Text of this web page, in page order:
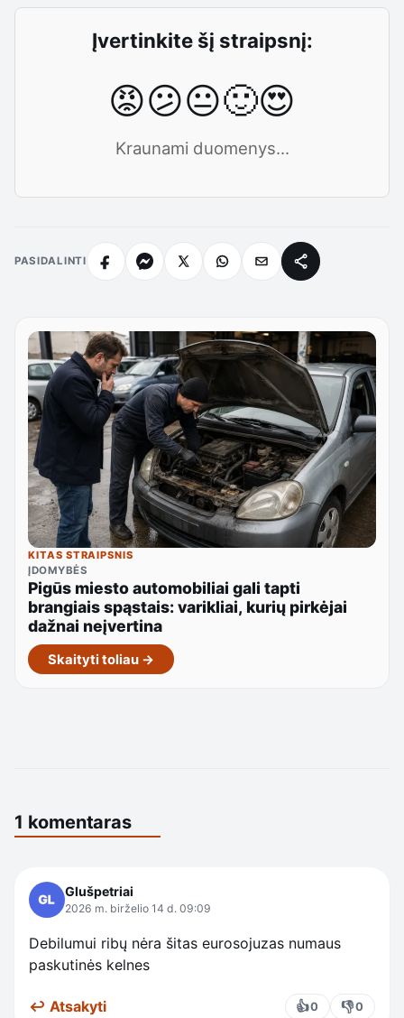
Įvertinkite šį straipsnį:
😡😕😐🙂😍
Kraunami duomenys...
PASIDALINTI
KITAS STRAIPSNIS
ĮDOMYBĖS
Pigūs miesto automobiliai gali tapti
brangiais spąstais: varikliai, kurių pirkėjai
dažnai neįvertina
Skaityti toliau →
1 komentaras
Glušpetriai
2026 m. birželio 14 d. 09:09
Debilumui ribų nėra šitas eurosojuzas numaus
paskutinės kelnes
↩ Atsakyti 👍0 👎0